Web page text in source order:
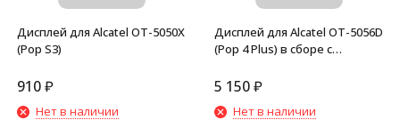
Дисплей для Alcatel OT-5050X
(Pop S3)
910₽
Нет в наличии
Дисплей для Alcatel OT-5056D
(Pop 4 Plus) в сборе с
5 150₽
Нет в наличии